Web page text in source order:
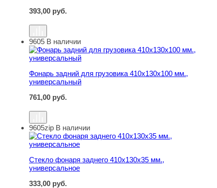
393,00 руб.
Фонарь задний для грузовика 410х130х100 мм.,
9605 В наличии
Фонарь задний для грузовика 410х130х100 мм.,
универсальный
761,00 руб.
Стекло фонаря заднего 410х130х35 мм., универсальное
9605zip В наличии
Стекло фонаря заднего 410х130х35 мм.,
универсальное
333,00 руб.